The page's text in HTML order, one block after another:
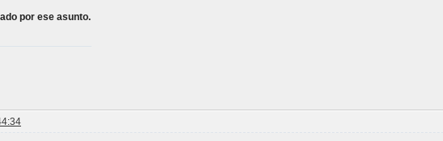
por ese asunto.